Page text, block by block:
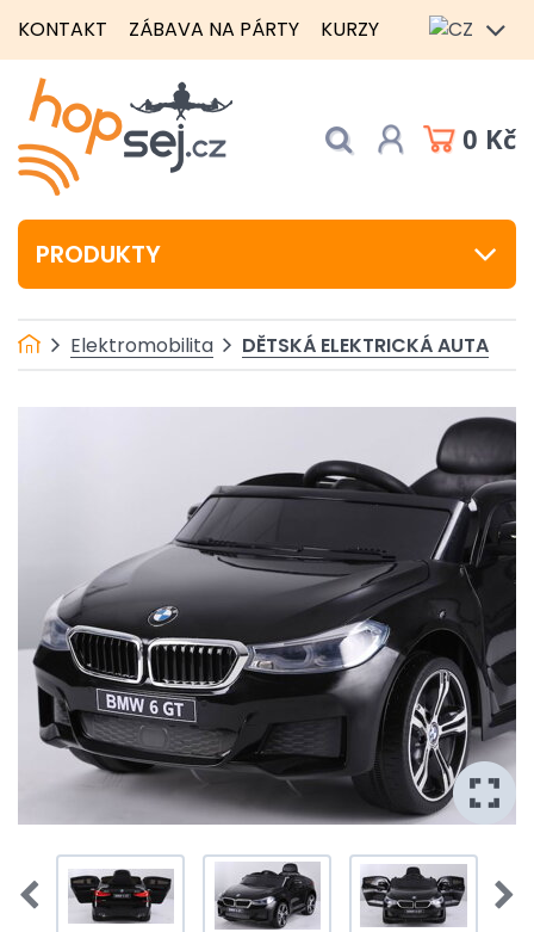
KONTAKT ZÁBAVA NA PÁRTY KURZY
0 Kč
PRODUKTY
Elektromobilita DĚTSKÁ ELEKTRICKÁ AUTA